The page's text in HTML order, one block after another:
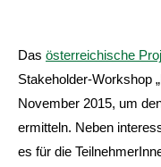
Das österreichische
Stakeholder-Workshop
November 2015, um
ermitteln. Neben
es für die